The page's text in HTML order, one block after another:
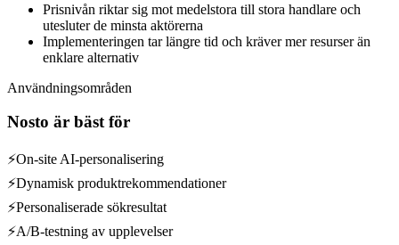
Prisnivån riktar sig mot medelstora till stora handlare och
utesluter de minsta aktörerna
Implementeringen tar längre tid och kräver mer resurser än
enklare alternativ
Användningsområden
Nosto är bäst för
⚡On-site AI-personalisering
⚡Dynamisk produktrekommendationer
⚡Personaliserade sökresultat
⚡A/B-testning av upplevelser